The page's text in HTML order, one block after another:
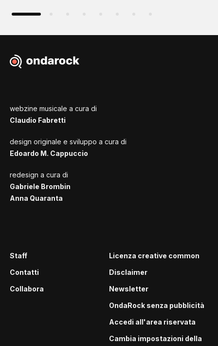
webzine musicale a cura di
Claudio Fabretti
design originale e sviluppo a cura di
Edoardo M. Cappuccio
redesign a cura di
Gabriele Brombin
Anna Quaranta
Staff
Contatti
Collabora
Licenza creative common
Disclaimer
Newsletter
OndaRock senza pubblicità
Accedi all'area riservata
Cambia impostazioni della